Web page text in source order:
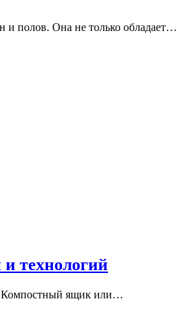
и полов. Она не только обладает…
технологий
Компостный ящик или…